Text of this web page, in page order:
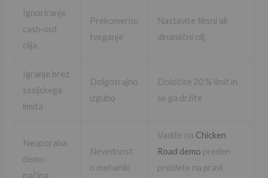
Ignoriranje
cash‑out
cilja
Prekomerno
tveganje
Nastavite fiksni ali
dinamični cilj
Igranje brez
sesijskega
limita
Dolgotrajno
izgubo
Določite 20 % limit in
se ga držite
Neuporaba
demo
načina
Nevednost
o mehaniki
Vadite na Chicken
Road demo preden
preidete na pravi